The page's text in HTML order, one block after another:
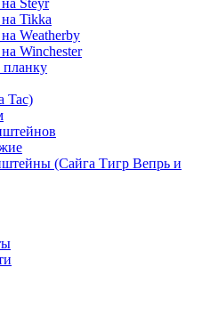
Steyr
Tikka
Weatherby
Winchester
Tac)
(Сайга Тигр Вепрь и